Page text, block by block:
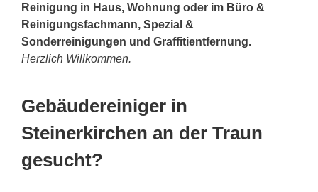
Reinigung in Haus, Wohnung oder im Büro &
Reinigungsfachmann, Spezial &
Sonderreinigungen und Graffitientfernung.
Herzlich Willkommen.
Gebäudereiniger in
Steinerkirchen an der Traun
gesucht?